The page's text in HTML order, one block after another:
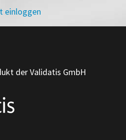
einloggen
der Validatis GmbH